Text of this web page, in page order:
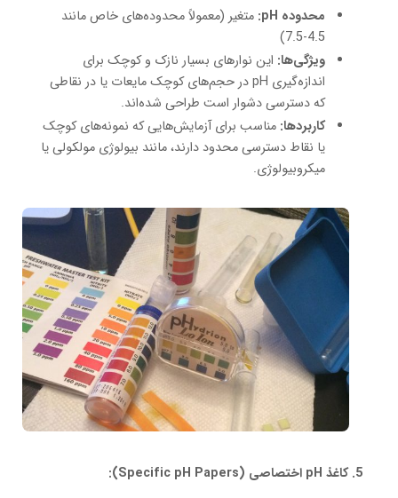
محدوده pH:
متغیر (معمولاً محدوده‌های خاص مانند
4.5-7.5)
ویژگی‌ها: این نوارهای بسیار نازک و کوچک برای
اندازه‌گیری pH در حجم‌های کوچک مایعات یا در نقاطی
که دسترسی دشوار است طراحی شده‌اند.
کاربردها: مناسب برای آزمایش‌هایی که نمونه‌های کوچک
یا نقاط دسترسی محدود دارند، مانند بیولوژی مولکولی یا
میکروبیولوژی.
5. کاغذ pH اختصاصی (Specific pH Papers):